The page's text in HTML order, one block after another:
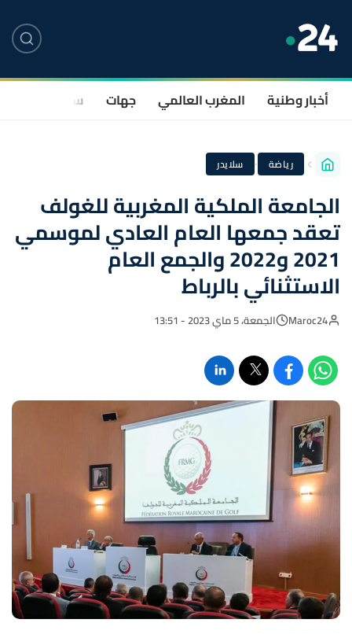
أخبار وطنية المغرب العالمي جهات سياسة
رياضة · سلايدر
الجامعة الملكية المغربية للغولف
تعقد جمعها العام العادي لموسمي
2021 و2022 والجمع العام
الاستثنائي بالرباط
Maroc24 الجمعة، 5 ماي 2023 - 13:51